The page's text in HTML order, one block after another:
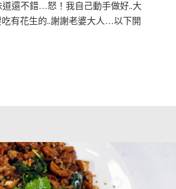
道還不錯…怒！我自己動手做好..大
吃有花生的..謝謝老婆大人…以下開